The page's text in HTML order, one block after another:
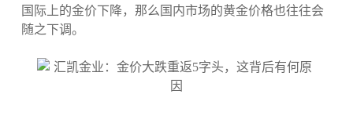
国际上的金价下降，那么国内市场的黄金价格也往往会
随之下调。